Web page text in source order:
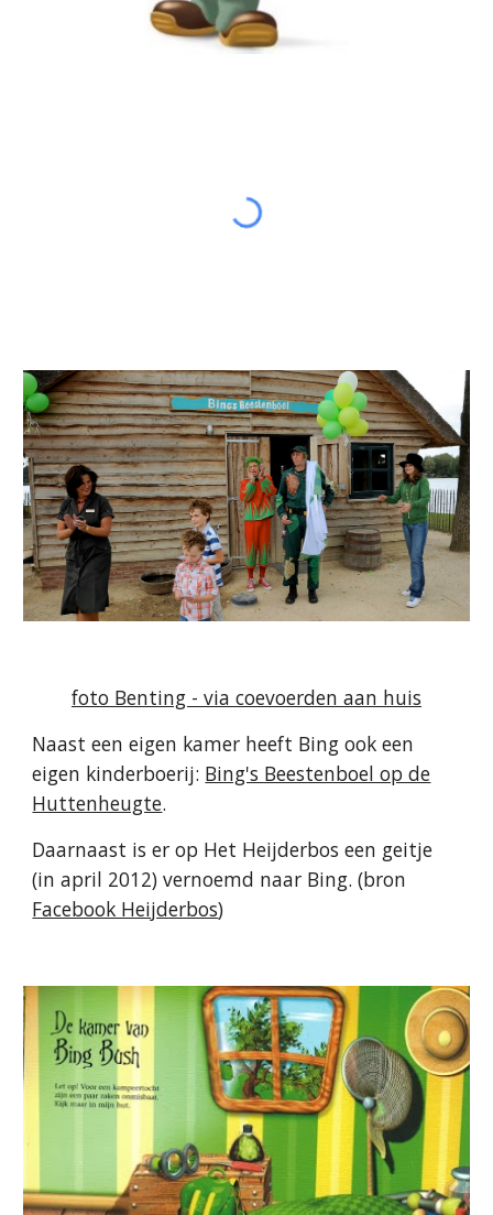
foto Benting - via coevoerden aan huis
Naast een eigen kamer heeft Bing ook een
eigen kinderboerij: Bing's Beestenboel op de
Huttenheugte.
Daarnaast is er op Het Heijderbos een geitje
(in april 2012) vernoemd naar Bing. (bron
Facebook Heijderbos)